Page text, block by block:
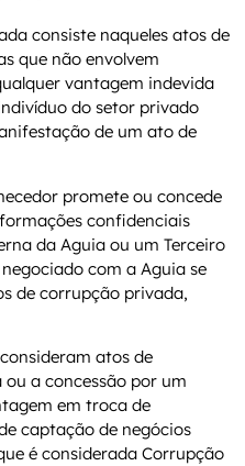
consiste naqueles atos de
que não envolvem
vantagem indevida
do setor privado
de um ato de
promete ou concede
confidenciais
da Aguia ou um Terceiro
com a Aguia se
de corrupção privada,
atos de
a concessão por um
em troca de
captação de negócios
é considerada Corrupção